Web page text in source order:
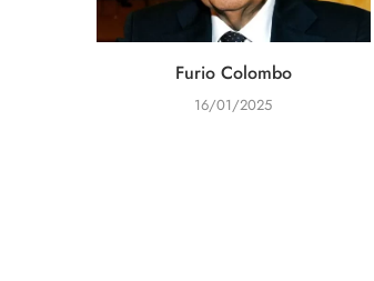
Furio Colombo
16/01/2025